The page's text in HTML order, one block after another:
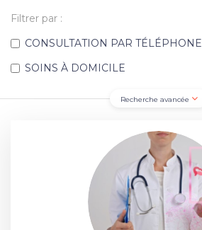
Filtrer par :
CONSULTATION PAR TÉLÉPHONE
SOINS À DOMICILE
Recherche avancée